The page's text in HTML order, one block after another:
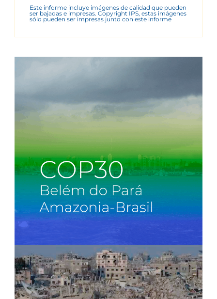
Este informe incluye imágenes de calidad que pueden
ser bajadas e impresas. Copyright IPS, estas imágenes
sólo pueden ser impresas junto con este informe